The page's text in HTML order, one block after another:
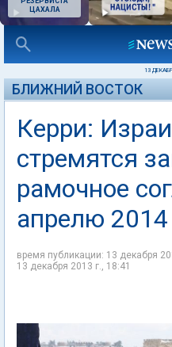
ЦАХАЛА
13
БЛИЖНИЙ ВОСТОК
Керри:
стремятся
рамочное
апрелю 2014
время публикации: 13 декабря
13 декабря 2013 г., 18:41